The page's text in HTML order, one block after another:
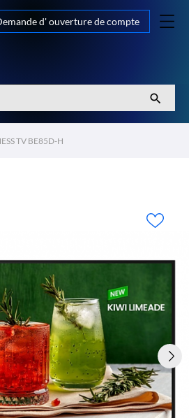
d' ouverture de compte

TV BE85D-H